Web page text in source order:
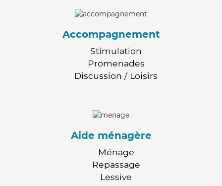
Accompagnement
Stimulation
Promenades
Discussion / Loisirs
Aide ménagère
Ménage
Repassage
Lessive